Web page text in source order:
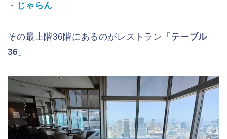
・ じゃらん
その最上階36階にあるのがレストラン「 テーブル
36 」